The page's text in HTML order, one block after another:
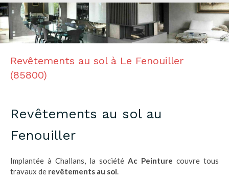
Revêtements au sol à Le Fenouiller
(85800)
Revêtements au sol au
Fenouiller
Implantée à Challans, la société Ac Peinture couvre tous
travaux de revêtements au sol.